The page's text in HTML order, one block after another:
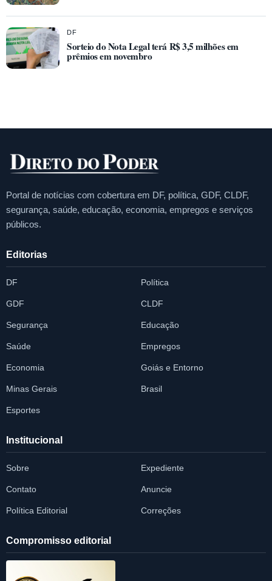
DF
Sorteio do Nota Legal terá R$ 3,5 milhões em
prêmios em novembro
Portal de notícias com cobertura em DF, política, GDF, CLDF,
segurança, saúde, educação, economia, empregos e serviços
públicos.
Editorias
DF Política
GDF CLDF
Segurança Educação
Saúde Empregos
Economia Goiás e Entorno
Minas Gerais Brasil
Esportes
Institucional
Sobre Expediente
Contato Anuncie
Política Editorial Correções
Compromisso editorial